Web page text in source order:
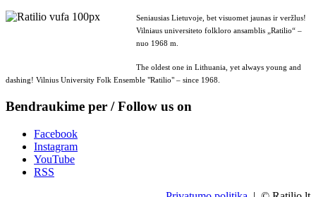
Seniausias Lietuvoje, bet visuomet jaunas ir veržlus!
Vilniaus universiteto folkloro ansamblis „Ratilio“ –
nuo 1968 m.
The oldest one in Lithuania, yet always young and
dashing! Vilnius University Folk Ensemble "Ratilio" – since 1968.
Bendraukime per / Follow us on
Facebook
Instagram
YouTube
RSS